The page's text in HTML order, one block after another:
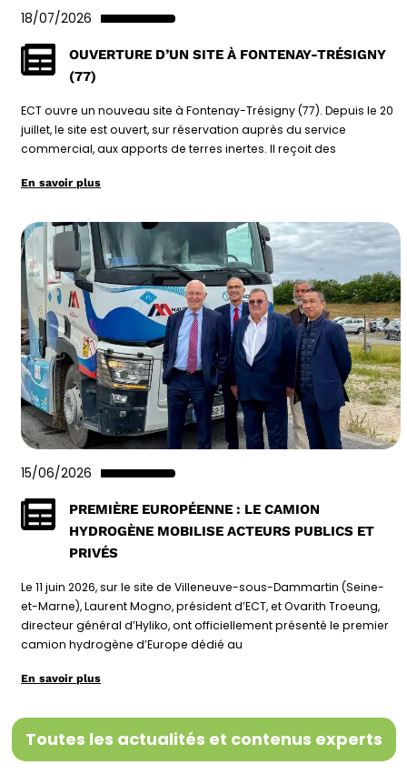
18/07/2026
OUVERTURE D’UN SITE À FONTENAY-TRÉSIGNY
(77)
ECT ouvre un nouveau site à Fontenay-Trésigny (77). Depuis le 20
juillet, le site est ouvert, sur réservation auprès du service
commercial, aux apports de terres inertes. Il reçoit des
En savoir plus
15/06/2026
PREMIÈRE EUROPÉENNE : LE CAMION
HYDROGÈNE MOBILISE ACTEURS PUBLICS ET
PRIVÉS
Le 11 juin 2026, sur le site de Villeneuve-sous-Dammartin (Seine-
et-Marne), Laurent Mogno, président d’ECT, et Ovarith Troeung,
directeur général d’Hyliko, ont officiellement présenté le premier
camion hydrogène d’Europe dédié au
En savoir plus
Toutes les actualités et contenus experts